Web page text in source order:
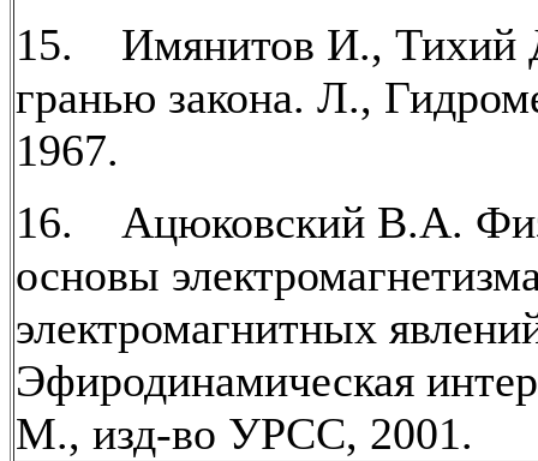
15. Имянитов И., Тихий
гранью закона. Л.,
1967.
16. Ацюковский В.А.
основы
электромагнитных
Эфиродинамическая
М., изд-во УРСС, 2001.